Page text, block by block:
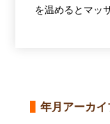
を温めるとマッ
年月アーカイ